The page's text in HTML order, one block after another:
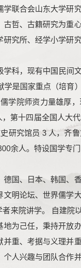
联合会山东大学研
哲、古籍研究为重
究所、经学小学研
科，现有中国民间
是国家重点（培育
学院师资力量雄厚
第十四届全国人大
研究馆员 3 人，齐
余人。特设国学专
国、日本、韩国、
明论坛、世界儒学
来院讲学。 自建院
为己任，秉持开放
重、考据与义理并
人兴趣与团队合作